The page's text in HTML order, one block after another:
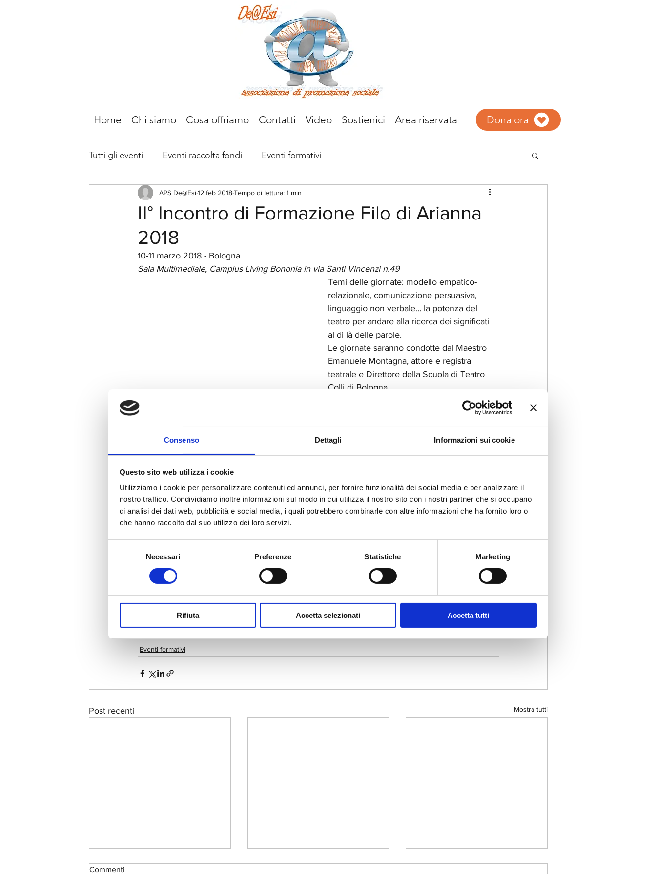
Consenso Dettagli Informazioni sui cookie
Questo sito web utilizza i cookie
Utilizziamo i cookie per personalizzare contenuti ed annunci, per fornire funzionalità dei social media e per analizzare il
nostro traffico. Condividiamo inoltre informazioni sul modo in cui utilizza il nostro sito con i nostri partner che si occupano
di analisi dei dati web, pubblicità e social media, i quali potrebbero combinarle con altre informazioni che ha fornito loro o
che hanno raccolto dal suo utilizzo dei loro servizi.
Necessari Preferenze Statistiche Marketing
Rifiuta Accetta selezionati Accetta tutti
Home Chi siamo Cosa offriamo Contatti Video Sostienici Area riservata Dona ora
Tutti gli eventi Eventi raccolta fondi Eventi formativi
II° Incontro di Formazione Filo di Arianna
2018
APS De@Esi12 feb 2018Tempo di lettura: 1 min
10-11 marzo 2018 - Bologna
Sala Multimediale, Camplus Living Bononia in via Santi Vincenzi n.49
Temi delle giornate: modello empatico-
relazionale, comunicazione persuasiva,
linguaggio non verbale… la potenza del
teatro per andare alla ricerca dei significati
al di là delle parole.
Le giornate saranno condotte dal Maestro
Emanuele Montagna, attore e registra
teatrale e Direttore della Scuola di Teatro
Colli di Bologna
Eventi formativi
Post recenti Mostra tutti
Commenti